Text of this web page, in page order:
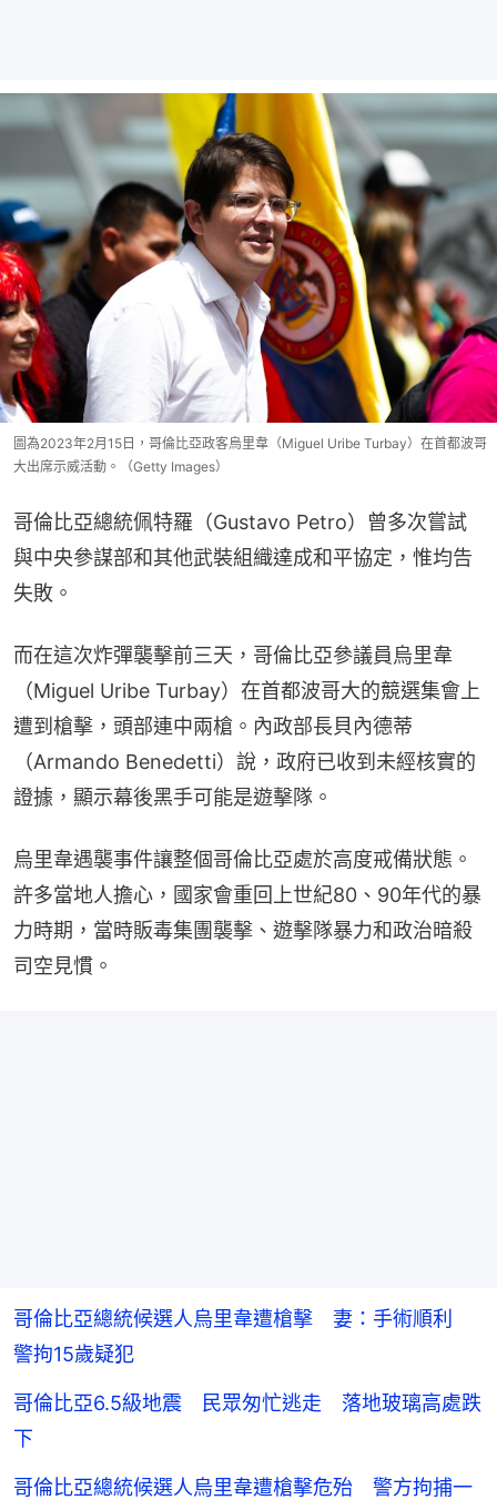
圖為2023年2月15日，哥倫比亞政客烏里韋（Miguel Uribe Turbay）在首都波哥
大出席示威活動。（Getty Images）
哥倫比亞總統佩特羅（Gustavo Petro）曾多次嘗試
與中央參謀部和其他武裝組織達成和平協定，惟均告
失敗。
而在這次炸彈襲擊前三天，哥倫比亞參議員烏里韋
（Miguel Uribe Turbay）在首都波哥大的競選集會上
遭到槍擊，頭部連中兩槍。內政部長貝內德蒂
（Armando Benedetti）說，政府已收到未經核實的
證據，顯示幕後黑手可能是遊擊隊。
烏里韋遇襲事件讓整個哥倫比亞處於高度戒備狀態。
許多當地人擔心，國家會重回上世紀80、90年代的暴
力時期，當時販毒集團襲擊、遊擊隊暴力和政治暗殺
司空見慣。
哥倫比亞總統候選人烏里韋遭槍擊 妻：手術順利
警拘15歲疑犯
哥倫比亞6.5級地震 民眾匆忙逃走 落地玻璃高處跌
下
哥倫比亞總統候選人烏里韋遭槍擊危殆 警方拘捕一